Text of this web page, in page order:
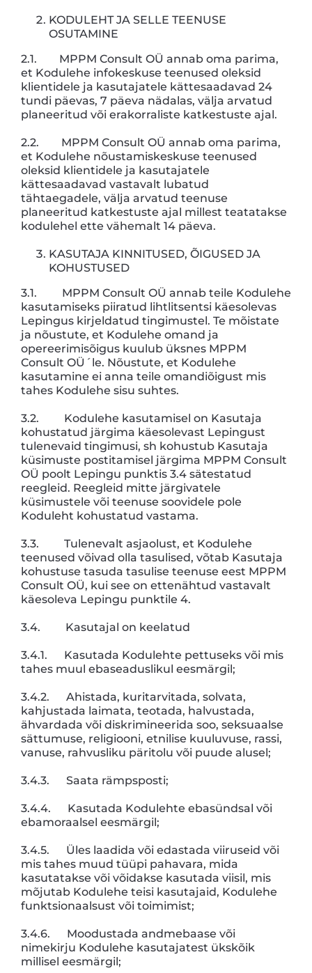
KODULEHT JA SELLE TEENUSE
OSUTAMINE
2.1. MPPM Consult OÜ annab oma parima,
et Kodulehe infokeskuse teenused oleksid
klientidele ja kasutajatele kättesaadavad 24
tundi päevas, 7 päeva nädalas, välja arvatud
planeeritud või erakorraliste katkestuste ajal.
2.2. MPPM Consult OÜ annab oma parima,
et Kodulehe nõustamiskeskuse teenused
oleksid klientidele ja kasutajatele
kättesaadavad vastavalt lubatud
tähtaegadele, välja arvatud teenuse
planeeritud katkestuste ajal millest teatatakse
kodulehel ette vähemalt 14 päeva.
KASUTAJA KINNITUSED, ÕIGUSED JA
KOHUSTUSED
3.1. MPPM Consult OÜ annab teile Kodulehe
kasutamiseks piiratud lihtlitsentsi käesolevas
Lepingus kirjeldatud tingimustel. Te mõistate
ja nõustute, et Kodulehe omand ja
opereerimisõigus kuulub üksnes MPPM
Consult OÜ´le. Nõustute, et Kodulehe
kasutamine ei anna teile omandiõigust mis
tahes Kodulehe sisu suhtes.
3.2. Kodulehe kasutamisel on Kasutaja
kohustatud järgima käesolevast Lepingust
tulenevaid tingimusi, sh kohustub Kasutaja
küsimuste postitamisel järgima MPPM Consult
OÜ poolt Lepingu punktis 3.4 sätestatud
reegleid. Reegleid mitte järgivatele
küsimustele või teenuse soovidele pole
Koduleht kohustatud vastama.
3.3. Tulenevalt asjaolust, et Kodulehe
teenused võivad olla tasulised, võtab Kasutaja
kohustuse tasuda tasulise teenuse eest MPPM
Consult OÜ, kui see on ettenähtud vastavalt
käesoleva Lepingu punktile 4.
3.4. Kasutajal on keelatud
3.4.1. Kasutada Kodulehte pettuseks või mis
tahes muul ebaseaduslikul eesmärgil;
3.4.2. Ahistada, kuritarvitada, solvata,
kahjustada laimata, teotada, halvustada,
ähvardada või diskrimineerida soo, seksuaalse
sättumuse, religiooni, etnilise kuuluvuse, rassi,
vanuse, rahvusliku päritolu või puude alusel;
3.4.3. Saata rämpsposti;
3.4.4. Kasutada Kodulehte ebasündsal või
ebamoraalsel eesmärgil;
3.4.5. Üles laadida või edastada viiruseid või
mis tahes muud tüüpi pahavara, mida
kasutatakse või võidakse kasutada viisil, mis
mõjutab Kodulehe teisi kasutajaid, Kodulehe
funktsionaalsust või toimimist;
3.4.6. Moodustada andmebaase või
nimekirju Kodulehe kasutajatest ükskõik
millisel eesmärgil;